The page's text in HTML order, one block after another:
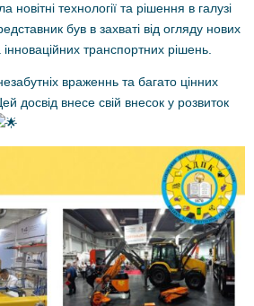
технології та рішення в галузі
був в захваті від огляду нових
транспортних рішень.
враженнь та багато цінних
досвід внесе свій внесок у розвиток